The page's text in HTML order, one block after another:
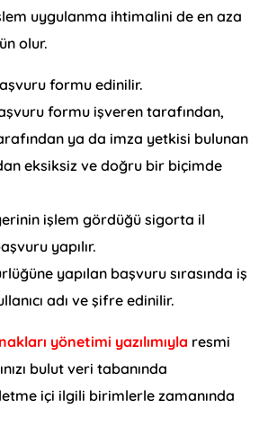
uygulanma ihtimalini de en aza
olur.
formu edinilir.
formu işveren tarafından,
ya da imza yetkisi bulunan
eksiksiz ve doğru bir biçimde
işlem gördüğü sigorta il
yapılır.
yapılan başvuru sırasında iş
adı ve şifre edinilir.
yönetimi yazılımıyla resmi
bulut veri tabanında
içi ilgili birimlerle zamanında